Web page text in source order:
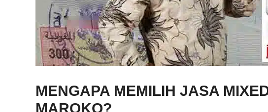
MENGAPA MEMILIH JASA
MAROKO?